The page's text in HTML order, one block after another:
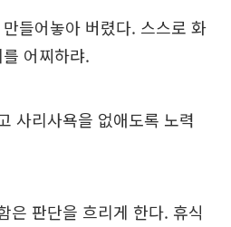
들어놓아 버렸다. 스스로 화
어찌하랴.
사리사욕을 없애도록 노력
은 판단을 흐리게 한다. 휴식